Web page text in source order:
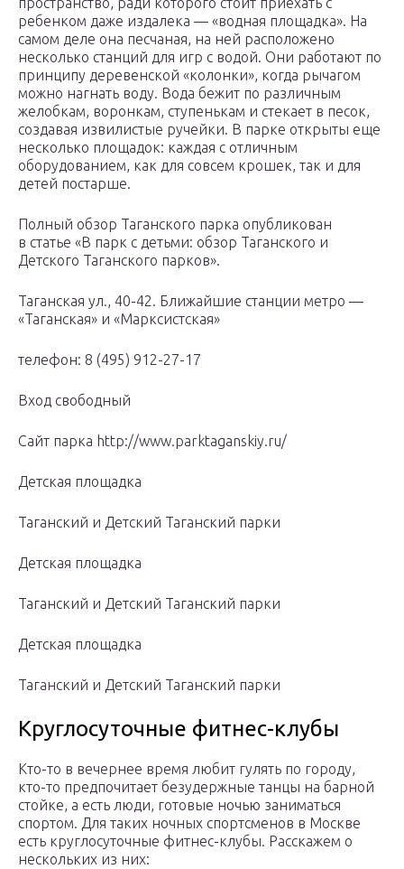
ребенком даже издалека — «водная площадка». На
самом деле она песчаная, на ней расположено
несколько станций для игр с водой. Они работают по
принципу деревенской «колонки», когда рычагом
можно нагнать воду. Вода бежит по различным
желобкам, воронкам, ступенькам и стекает в песок,
создавая извилистые ручейки. В парке открыты еще
несколько площадок: каждая с отличным
оборудованием, как для совсем крошек, так и для
детей постарше.
Полный обзор Таганского парка опубликован
в статье «В парк с детьми: обзор Таганского и
Детского Таганского парков».
Таганская ул., 40-42. Ближайшие станции метро —
«Таганская» и «Марксистская»
телефон: 8 (495) 912-27-17
Вход свободный
Сайт парка http://www.parktaganskiy.ru/
Детская площадка
Таганский и Детский Таганский парки
Детская площадка
Таганский и Детский Таганский парки
Детская площадка
Таганский и Детский Таганский парки
Круглосуточные фитнес-клубы
Кто-то в вечернее время любит гулять по городу,
кто-то предпочитает безудержные танцы на барной
стойке, а есть люди, готовые ночью заниматься
спортом. Для таких ночных спортсменов в Москве
есть круглосуточные фитнес-клубы. Расскажем о
нескольких из них: